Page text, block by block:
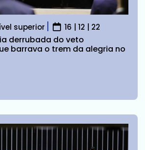
superior 16 | 12 | 22
derrubada do veto
barrava o trem da alegria no